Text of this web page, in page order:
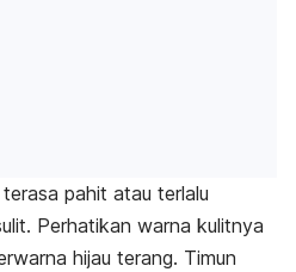
pahit atau terlalu
. Perhatikan warna kulitnya
hijau terang. Timun